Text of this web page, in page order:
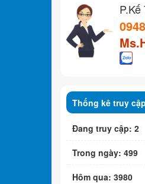
P.Kế
Thống kê truy cập
Đang truy cập: 2
Trong ngày: 499
Hôm qua: 3980